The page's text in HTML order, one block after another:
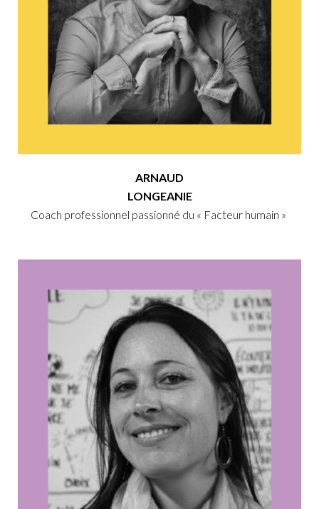
ARNAUD
LONGEANIE
Coach professionnel passionné du « Facteur humain »